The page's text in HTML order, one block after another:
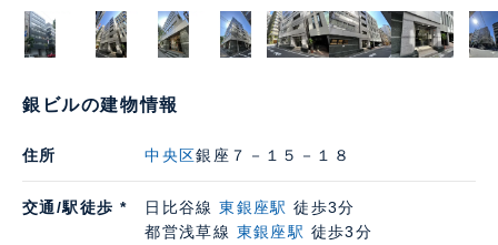
銀ビルの建物情報
住所 中央区銀座７－１５－１８
交通/駅徒歩 * 日比谷線東銀座駅 徒歩3分
都営浅草線 東銀座駅 徒歩3分